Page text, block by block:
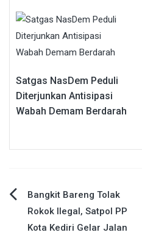
Satgas NasDem Peduli
Diterjunkan Antisipasi
Wabah Demam Berdarah
Navigasi
pos
Bangkit Bareng Tolak
Rokok Ilegal, Satpol PP
Kota Kediri Gelar Jalan